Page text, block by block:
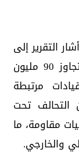
التقرير إلى
اختفاء إيرادات الضرائب والزكاة التي تتجاوز 90 مليون
مرتبطة
ريال من التحالف تحت
مقاومة، ما
والخارجي.